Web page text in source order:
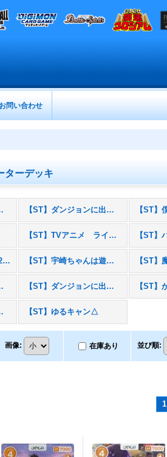
お問い合わせ
ターデッキ
女の隠しごと 【ST】ダンジョンに出会いを求めるのは間違っているだろうかV
【ST】TVアニメ ライザのアトリエ
【ST】まちカドまぞく 2丁目 【ST】宇崎ちゃんは遊びたい！ω
ル)は恋をする 【ST】ダンジョンに出会いを求めるのは間違っているだろうかIV
ラゴンS 【ST】ゆるキャン△
画像: 在庫あり 並び順:
1